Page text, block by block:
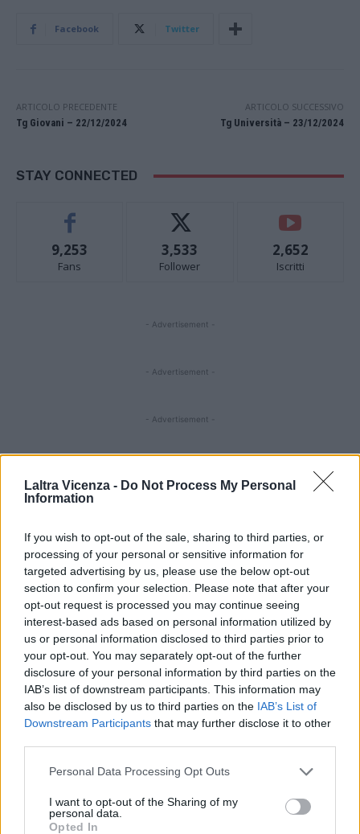
Laltra Vicenza - Do Not Process My Personal
Information
If you wish to opt-out of the sale, sharing to third parties, or
processing of your personal or sensitive information for
targeted advertising by us, please use the below opt-out
section to confirm your selection. Please note that after your
opt-out request is processed you may continue seeing
interest-based ads based on personal information utilized by
us or personal information disclosed to third parties prior to
your opt-out. You may separately opt-out of the further
disclosure of your personal information by third parties on the
IAB’s list of downstream participants. This information may
also be disclosed by us to third parties on the IAB’s List of
Downstream Participants that may further disclose it to other
Personal Data Processing Opt Outs
I want to opt-out of the Sharing of my
personal data.
Opted In
Facebook Twitter
ARTICOLO PRECEDENTE
Tg Giovani – 22/12/2024
ARTICOLO SUCCESSIVO
Tg Università – 23/12/2024
STAY CONNECTED
9,253
Fans
3,533
Follower
2,652
Iscritti
- Advertisement -
- Advertisement -
- Advertisement -
Paolo Gnutti premiato come eccellenza
veneta nel mondo all’International
Scledum film festival
Berici in Festival 2026: a Lonigo “Little
Italy, sulla strada del sogno”
“Teatro in casa”: il 5 agosto il primo
Celeste Carobene